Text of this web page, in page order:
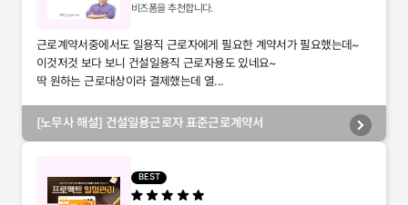
비즈폼을 추천합니다.
근로계약서중에서도 일용직 근로자에게 필요한 계약서가 필요했는데~
이것저것 보다 보니 건설일용직 근로자용도 있네요~
딱 원하는 근로대상이라 결제했는데 열...
[노무사 해설] 건설일용근로자 표준근로계약서
BEST